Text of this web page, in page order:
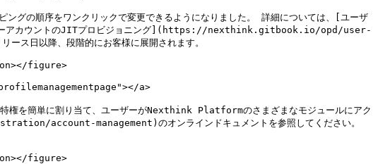
ングの順序をワンクリックで変更できるようになりました。 詳細については、[ユーザ
カウントのJITプロビジョニング](https://nexthink.gitbook.io/opd/user-
日以降、段階的にお客様に展開されます。
figure>
a>
特権を簡単に割り当て、ユーザーがNexthink Platformのさまざまなモジュールにアク
account-management)のオンラインドキュメントを参照してください。
figure>